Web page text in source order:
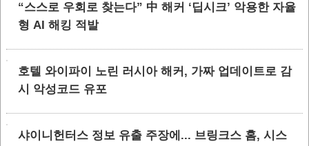
“스스로 우회로 찾는다” 中 해커 ‘딥시크’ 악용한 자율
형 AI 해킹 적발
호텔 와이파이 노린 러시아 해커, 가짜 업데이트로 감
시 악성코드 유포
샤이니헌터스 정보 유출 주장에... 브링크스 홈, 시스